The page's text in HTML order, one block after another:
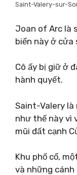
Saint-Valery-sur-
Joan of Arc là
biển này ở cửa
Cô ấy bị giữ ở
hành quyết.
Saint-Valery là
như thế này vì
mũi đất cạnh
Khu phố cổ,
và những cánh